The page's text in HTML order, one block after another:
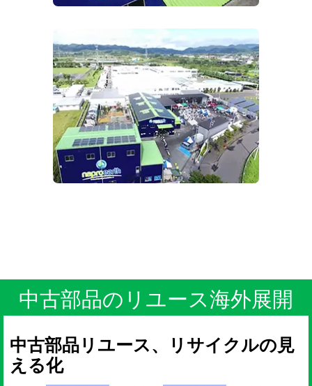
中古部品のリユース海外展開
中古部品リユース、リサイクルの見
える化